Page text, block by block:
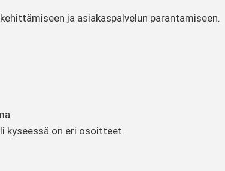
ja asiakaspalvelun parantamiseen.
kyseessä on eri osoitteet.